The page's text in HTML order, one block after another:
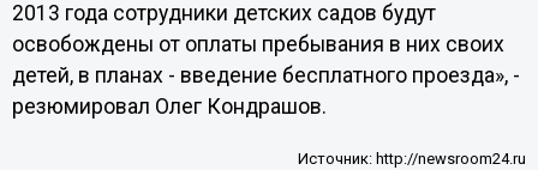
2013 года сотрудники детских садов будут
освобождены от оплаты пребывания в них своих
детей, в планах - введение бесплатного проезда», -
резюмировал Олег Кондрашов.
Источник:http://newsroom24.ru